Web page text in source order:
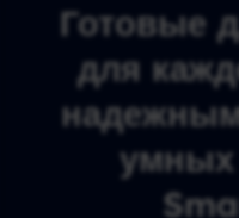
Готовые
для
умных